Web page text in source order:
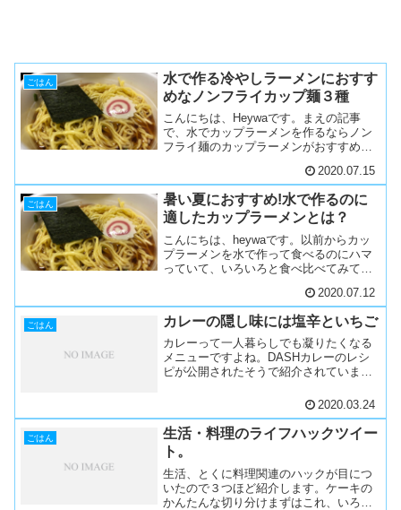
ごはん
水で作る冷やしラーメンにおすす
めなノンフライカップ麺３種
こんにちは、Heywaです。まえの記事
で、水でカップラーメンを作るならノン
フライ麺のカップラーメンがおすすめで
ライ麺のカップラーメンをいろいろと食
べてみたので、その中からおすすめを紹
介します。よろしければ...
2020.07.15
ごはん
暑い夏におすすめ!水で作るのに
適したカップラーメンとは？
こんにちは、heywaです。以前からカッ
プラーメンを水で作って食べるのにハマ
っていて、いろいろと食べ比べてみて、
たので紹介します。暑くなってきたの
で、そんな時期に食べるのにピッタリな
ので、気になったらぜひ...
2020.07.12
ごはん カレーの隠し味には塩辛といちご
カレーって一人暮らしでも凝りたくなる
メニューですよね。DASHカレーのレシ
ピが公開されたそうで紹介されていまし
ほかにも隠し味にするといいものってな
いのかなと思って検索すると結構出てき
ますね。チョコ、にんに...
2020.03.24
ごはん
生活・料理のライフハックツイー
ト。
生活、とくに料理関連のハックが目につ
いたので３つほど紹介します。ケーキの
かんたんな切り分けまずはこれ、いろん